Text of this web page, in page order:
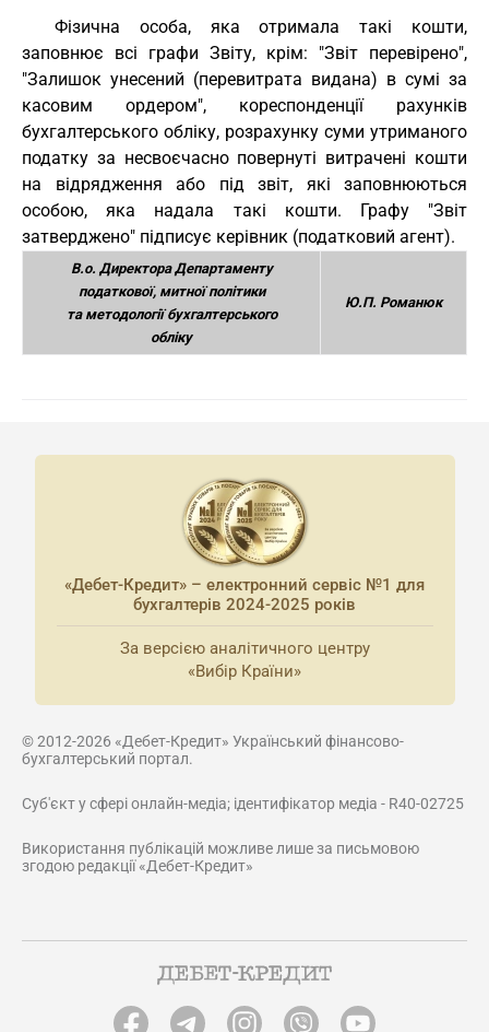
Фізична особа, яка отримала такі кошти,
заповнює всі графи Звіту, крім: "Звіт перевірено",
"Залишок унесений (перевитрата видана) в сумі за
касовим ордером", кореспонденції рахунків
бухгалтерського обліку, розрахунку суми утриманого
податку за несвоєчасно повернуті витрачені кошти
на відрядження або під звіт, які заповнюються
особою, яка надала такі кошти. Графу "Звіт
затверджено" підписує керівник (податковий агент).
В.о. Директора Департаменту
податкової, митної політики
та методології бухгалтерського
обліку
Ю.П. Романюк
«Дебет-Кредит» – електронний сервіс №1 для
бухгалтерів 2024-2025 років
За версією аналітичного центру
«Вибір Країни»
© 2012-2026 «Дебет-Кредит» Український фінансово-
бухгалтерський портал.
Суб'єкт у сфері онлайн-медіа; ідентифікатор медіа - R40-02725
Використання публікацій можливе лише за письмовою
згодою редакції «Дебет-Кредит»